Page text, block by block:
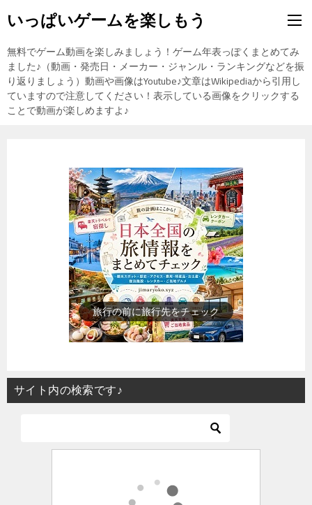
いっぱいゲームを楽しもう
無料でゲーム動画を楽しみましょう！ゲーム年表っぽくまとめてみ
ました♪（動画・発売日・メーカー・ジャンル・ランキングなどを振
り返りましょう）動画や画像はYoutube♪文章はWikipediaから引用し
ていますので注意してください！表示している画像をクリックする
ことで動画が楽しめますよ♪
歴史上の人物を動画で勉強
サイト内の検索です♪